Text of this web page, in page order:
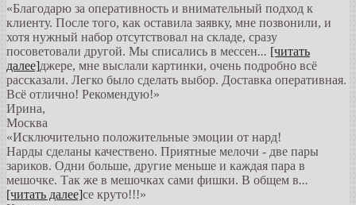
«Благодарю за оперативность и внимательный подход к
клиенту. После того, как оставила заявку, мне позвонили, и
хотя нужный набор отсутствовал на складе, сразу
посоветовали другой. Мы списались в мессен... [читать
далее]джере, мне выслали картинки, очень подробно всё
рассказали. Легко было сделать выбор. Доставка оперативная.
Всё отлично! Рекомендую!»
Ирина,
Москва
«Исключительно положительные эмоции от нард!
Нарды сделаны качествено. Приятные мелочи - две пары
зариков. Одни больше, другие меньше и каждая пара в
мешочке. Так же в мешочках сами фишки. В общем в...
[читать далее]се круто!!!»